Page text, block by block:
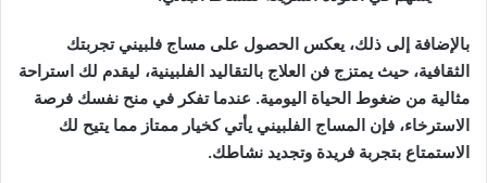
بالإضافة إلى ذلك، يعكس الحصول على مساج فلبيني تجربتك
الثقافية، حيث يمتزج فن العلاج بالتقاليد الفلبينية، ليقدم لك استراحة
مثالية من ضغوط الحياة اليومية. عندما تفكر في منح نفسك فرصة
الاسترخاء، فإن المساج الفلبيني يأتي كخيار ممتاز مما يتيح لك
الاستمتاع بتجربة فريدة وتجديد نشاطك.